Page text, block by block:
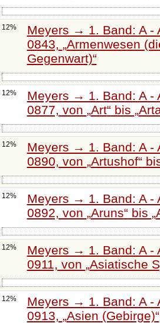
12%
Meyers → 1. Band: A -
0843,
Armenwesen
Gegenwart)
12%
Meyers → 1. Band: A -
0877, von Art bis
12%
Meyers → 1. Band: A -
0890, von Artushof
12%
Meyers → 1. Band: A -
0892, von Aruns bis
12%
Meyers → 1. Band: A -
0911, von Asiatische
12%
Meyers → 1. Band: A -
0913,
Asien (Gebirge)